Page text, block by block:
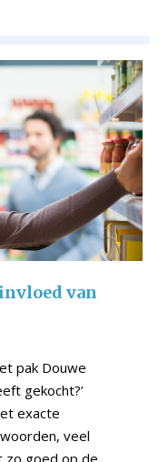
van
pak Douwe
gekocht?’
exacte
veel